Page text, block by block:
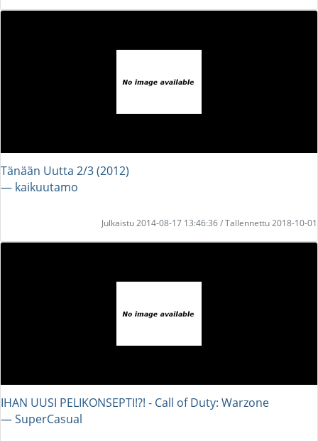
Tänään Uutta 2/3 (2012)
― kaikuutamo
Julkaistu 2014-08-17 13:46:36 / Tallennettu 2018-10-01
IHAN UUSI PELIKONSEPTI!?! - Call of Duty: Warzone
― SuperCasual